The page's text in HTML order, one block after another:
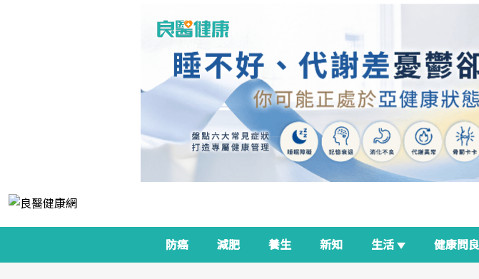
防癌 減肥 養生 新知 生活 健康問